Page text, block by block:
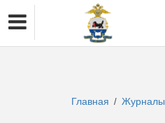
Главная / Журналы